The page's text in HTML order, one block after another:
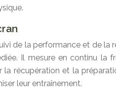
de la performance et de
Il mesure en continu
récupération et la
leur entraînement.